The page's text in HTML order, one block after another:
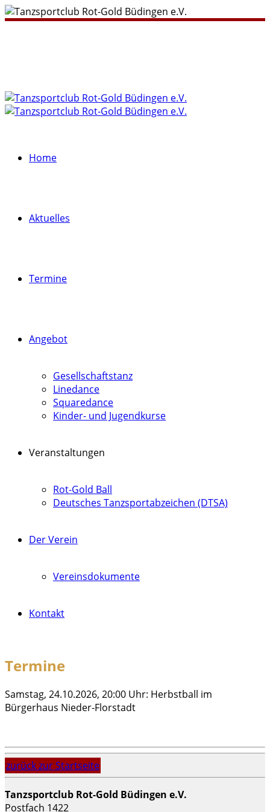
Home
Aktuelles
Termine
Angebot
Gesellschaftstanz
Linedance
Squaredance
Kinder- und Jugendkurse
Veranstaltungen
Rot-Gold Ball
Deutsches Tanzsportabzeichen (DTSA)
Der Verein
Vereinsdokumente
Kontakt
Termine
Samstag, 24.10.2026, 20:00 Uhr: Herbstball im
Bürgerhaus Nieder-Florstadt
zurück zur Startseite
Tanzsportclub Rot-Gold Büdingen e.V.
Postfach 1422